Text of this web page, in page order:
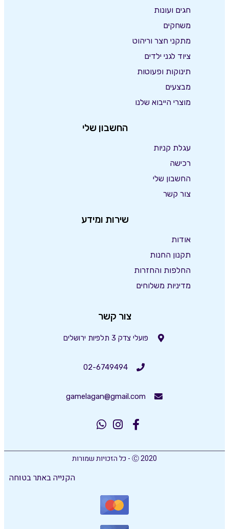
חגים ועונות
משחקים
מתקני חצר וריהוט
ציוד לגני ילדים
תינוקות ופעוטות
מבצעים
מוצרי הייבוא שלנו
החשבון שלי
עגלת קניות
רכישה
החשבון שלי
צור קשר
שירות ומידע
אודות
תקנון החנות
החלפות והחזרות
מדיניות משלוחים
צור קשר
פועלי צדק 3 תלפיות ירושלים
02-6749494
gamelagan@gmail.com
Ⓒ 2020 - כל הזכויות שמורות
הקנייה באתר בטוחה